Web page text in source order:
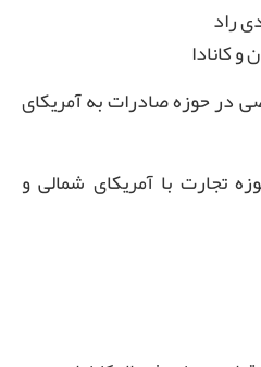
راد
کانادا
در حوزه صادرات به آمریکای
تجارت با آمریکای شمالی و